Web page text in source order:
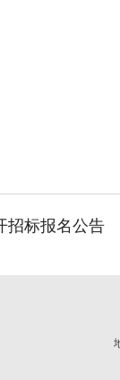
招标报名公告